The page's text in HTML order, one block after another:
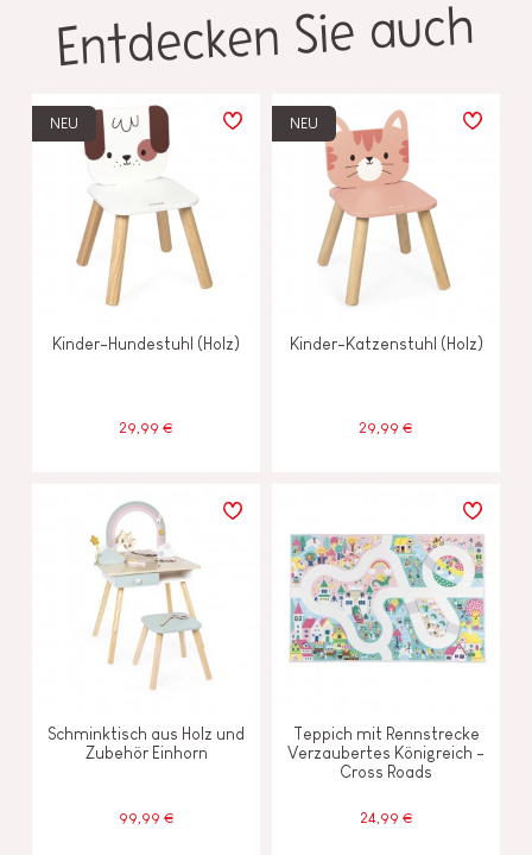
Entdecken Sie auch
NEU
Kinder-Hundestuhl (Holz)
29,99 €
NEU
Kinder-Katzenstuhl (Holz)
29,99 €
Schminktisch aus Holz und
Zubehör Einhorn
99,99 €
Teppich mit Rennstrecke
Verzaubertes Königreich -
Cross Roads
24,99 €